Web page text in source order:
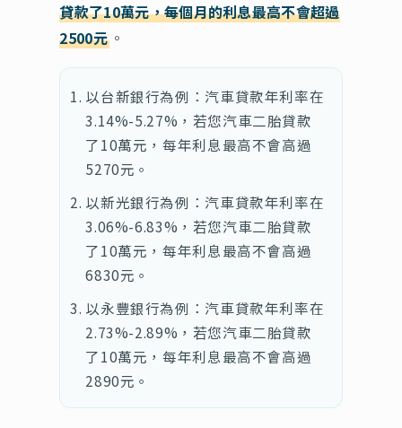
貸款了10萬元，每個月的利息最高不會超過
2500元。
以台新銀行為例：汽車貸款年利率在
3.14%-5.27%，若您汽車二胎貸款
了10萬元，每年利息最高不會高過
5270元。
以新光銀行為例：汽車貸款年利率在
3.06%-6.83%，若您汽車二胎貸款
了10萬元，每年利息最高不會高過
6830元。
以永豐銀行為例：汽車貸款年利率在
2.73%-2.89%，若您汽車二胎貸款
了10萬元，每年利息最高不會高過
2890元。